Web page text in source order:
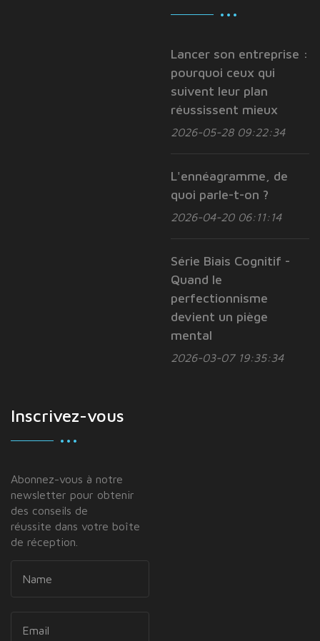
Lancer son entreprise :
pourquoi ceux qui
suivent leur plan
réussissent mieux
2026-05-28 09:22:34
L'ennéagramme, de
quoi parle-t-on ?
2026-04-20 06:11:14
Série Biais Cognitif -
Quand le
perfectionnisme
devient un piège
mental
2026-03-07 19:35:34
Inscrivez-vous
Abonnez-vous à notre
newsletter pour obtenir
des conseils de
réussite dans votre boîte
de réception.